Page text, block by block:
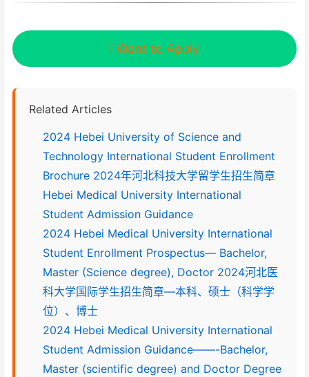
I Want to Apply
Related Articles
2024 Hebei University of Science and
Technology International Student Enrollment
Brochure 2024年河北科技大学留学生招生简章
Hebei Medical University International
Student Admission Guidance
2024 Hebei Medical University International
Student Enrollment Prospectus— Bachelor,
Master (Science degree), Doctor 2024河北医
科大学国际学生招生简章—本科、硕士（科学学
位）、博士
2024 Hebei Medical University International
Student Admission Guidance——-Bachelor,
Master (scientific degree) and Doctor Degree